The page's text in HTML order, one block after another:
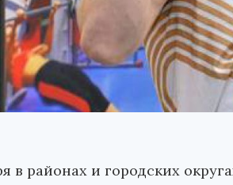
в районах и городских